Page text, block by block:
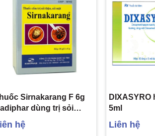
Sirnakarang F 6g
dùng trị sỏi
tiết niệu (10 gói)
hệ
DIXASYRO
5ml
Liên hệ